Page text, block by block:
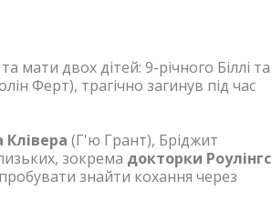
мати двох дітей: 9-річного Біллі та
Ферт), трагічно загинув під час
Клівера (Г'ю Грант), Бріджит
зокрема докторки Роулінгс
знайти кохання через